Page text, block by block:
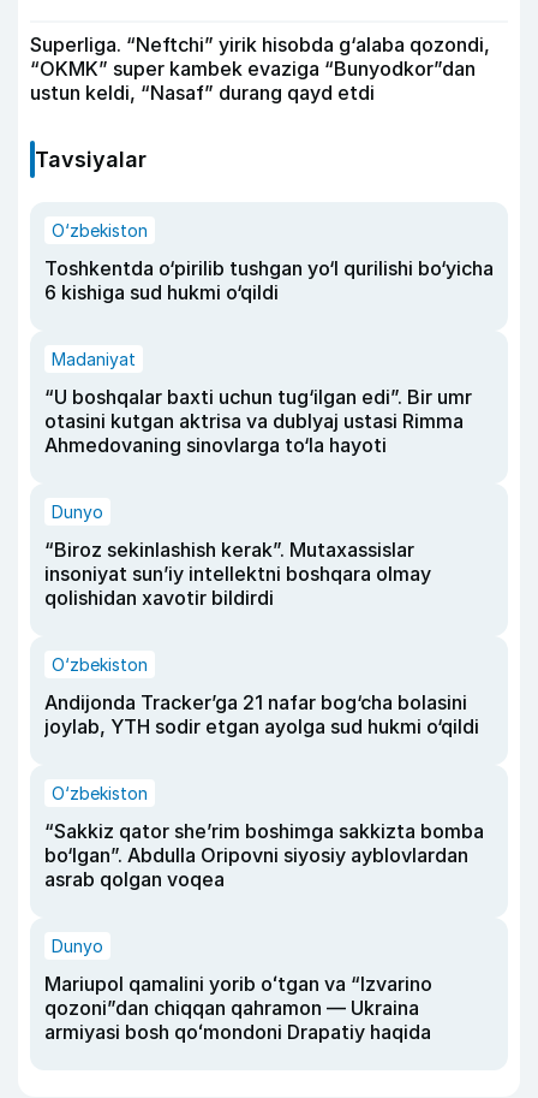
Superliga. “Neftchi” yirik hisobda g‘alaba qozondi,
“OKMK” super kambek evaziga “Bunyodkor”dan
ustun keldi, “Nasaf” durang qayd etdi
Tavsiyalar
O‘zbekiston
Toshkentda o‘pirilib tushgan yo‘l qurilishi bo‘yicha
6 kishiga sud hukmi o‘qildi
Madaniyat
“U boshqalar baxti uchun tug‘ilgan edi”. Bir umr
otasini kutgan aktrisa va dublyaj ustasi Rimma
Ahmedovaning sinovlarga to‘la hayoti
Dunyo
“Biroz sekinlashish kerak”. Mutaxassislar
insoniyat sun’iy intellektni boshqara olmay
qolishidan xavotir bildirdi
O‘zbekiston
Andijonda Tracker’ga 21 nafar bog‘cha bolasini
joylab, YTH sodir etgan ayolga sud hukmi o‘qildi
O‘zbekiston
“Sakkiz qator she’rim boshimga sakkizta bomba
bo‘lgan”. Abdulla Oripovni siyosiy ayblovlardan
asrab qolgan voqea
Dunyo
Mariupol qamalini yorib oʻtgan va “Izvarino
qozoni”dan chiqqan qahramon — Ukraina
armiyasi bosh qoʻmondoni Drapatiy haqida